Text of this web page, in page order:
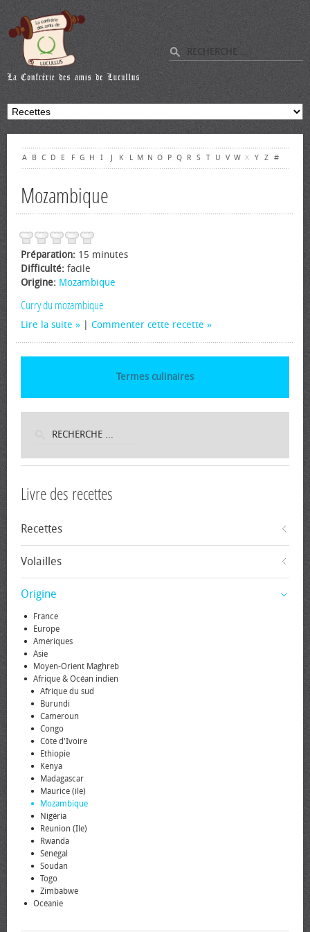
A B C D E F G H I J K L M N O P Q R S T U V W X Y Z #
Mozambique
Préparation: 15 minutes
Difficulté: facile
Origine: Mozambique
Curry du mozambique
Lire la suite Commenter cette recette
Termes culinaires
Livre des recettes
Recettes
Volailles
Origine
France
Europe
Amériques
Asie
Moyen-Orient Maghreb
Afrique & Océan indien
Afrique du sud
Burundi
Cameroun
Congo
Côte d'Ivoire
Ethiopie
Kenya
Madagascar
Maurice (ile)
Mozambique
Nigéria
Réunion (Ile)
Rwanda
Sénégal
Soudan
Togo
Zimbabwe
Océanie